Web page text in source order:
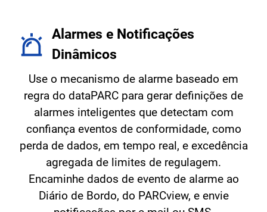
Alarmes e Notificações
Dinâmicos
Use o mecanismo de alarme baseado em
regra do dataPARC para gerar definições de
alarmes inteligentes que detectam com
confiança eventos de conformidade, como
perda de dados, em tempo real, e excedência
agregada de limites de regulagem.
Encaminhe dados de evento de alarme ao
Diário de Bordo, do PARCview, e envie